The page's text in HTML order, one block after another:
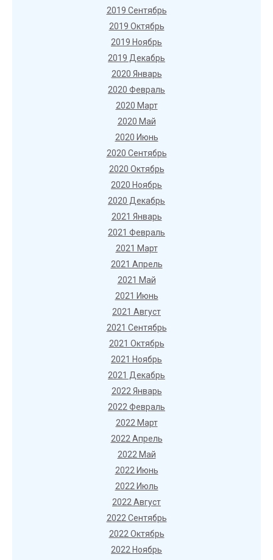
2019 Сентябрь
2019 Октябрь
2019 Ноябрь
2019 Декабрь
2020 Январь
2020 Февраль
2020 Март
2020 Май
2020 Июнь
2020 Сентябрь
2020 Октябрь
2020 Ноябрь
2020 Декабрь
2021 Январь
2021 Февраль
2021 Март
2021 Апрель
2021 Май
2021 Июнь
2021 Август
2021 Сентябрь
2021 Октябрь
2021 Ноябрь
2021 Декабрь
2022 Январь
2022 Февраль
2022 Март
2022 Апрель
2022 Май
2022 Июнь
2022 Июль
2022 Август
2022 Сентябрь
2022 Октябрь
2022 Ноябрь